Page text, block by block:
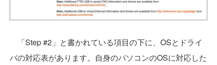
「Step #2」と書かれている項目の下に、OSとドライ
バの対応表があります。自身のパソコンのOSに対応した